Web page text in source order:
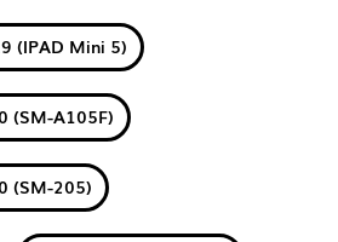
(IPAD Mini 5)
(SM-A105F)
(SM-205)